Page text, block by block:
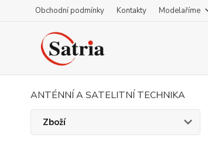
Obchodní podmínky Kontakty Modelaříme
ANTÉNNÍ A SATELITNÍ TECHNIKA
Zboží